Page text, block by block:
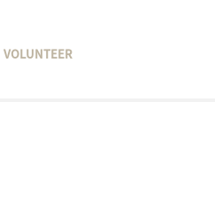
VOLUNTEER